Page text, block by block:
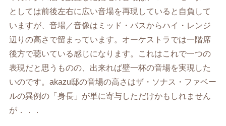
としては前後左右に広い音場を再現していると自負して
いますが、音場／音像はミッド・バスからハイ・レンジ
辺りの高さで留まっています。オーケストラでは一階席
後方で聴いている感じになります。これはこれで一つの
表現だと思うものの、出来れば壁一杯の音場を実現した
いのです。akazu邸の音場の高さはザ・ソナス・ファベー
ルの異例の「身長」が単に寄与しただけかもしれません
が．．．